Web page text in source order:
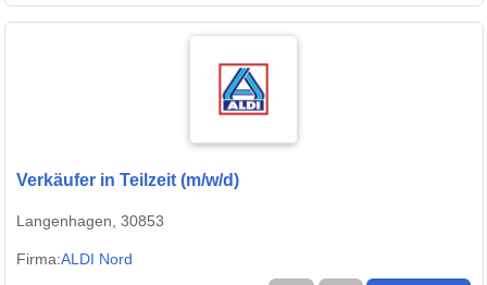
Verkäufer in Teilzeit (m/w/d)
Langenhagen, 30853
Firma:ALDI Nord